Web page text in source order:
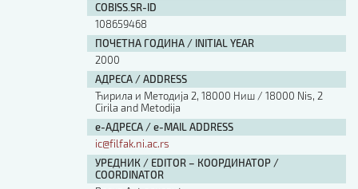
COBISS.SR-ID
108659468
ПОЧЕТНА ГОДИНА / INITIAL YEAR
2000
АДРЕСА / ADDRESS
Ћирила и Методија 2, 18000 Ниш / 18000 Nis, 2
Cirila and Metodija
е-АДРЕСА / e-MAIL ADDRESS
ic@filfak.ni.ac.rs
УРЕДНИК / EDITOR – КООРДИНАТОР /
COORDINATOR